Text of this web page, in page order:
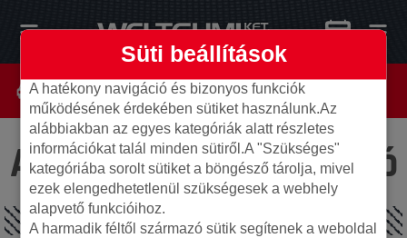
Az oldal nem található
SPECIÁLIS AJÁNLATOK
Süti beállítások
A hatékony navigáció és bizonyos funkciók
működésének érdekében sütiket használunk.Az
alábbiakban az egyes kategóriák alatt részletes
információkat talál minden sütiről.A "Szükséges"
kategóriába sorolt sütiket a böngésző tárolja, mivel
ezek elengedhetetlenül szükségesek a webhely
alapvető funkcióihoz.
A harmadik féltől származó sütik segítenek a weboldal